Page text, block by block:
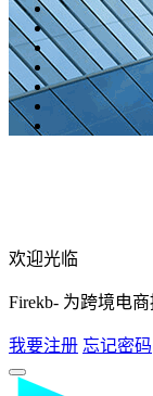
欢迎光临
Firekb- 为跨境电
我要注册 忘记密码